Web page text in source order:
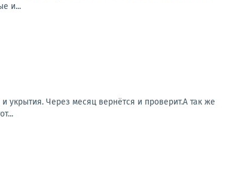
и...
Через месяц вернётся и проверит.А так же